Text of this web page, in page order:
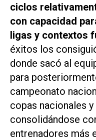
ciclos
con capacidad
ligas y contextos
éxitos los
donde sacó al
para
campeonato
copas nacionales y
consolidándose
entrenadores más